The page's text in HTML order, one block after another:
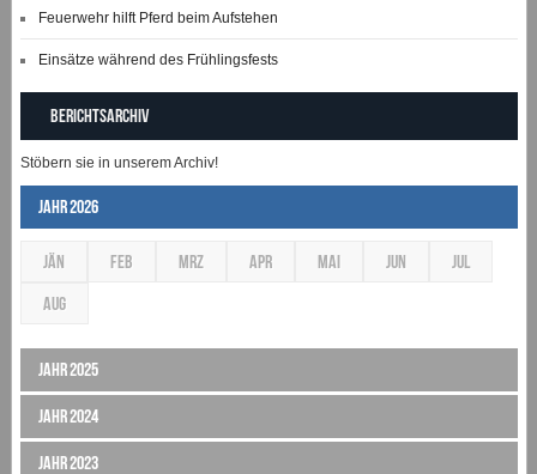
Feuerwehr hilft Pferd beim Aufstehen
Einsätze während des Frühlingsfests
Berichtsarchiv
Stöbern sie in unserem Archiv!
Jahr 2026
JÄN FEB MRZ APR MAI JUN JUL
AUG
Jahr 2025
Jahr 2024
Jahr 2023